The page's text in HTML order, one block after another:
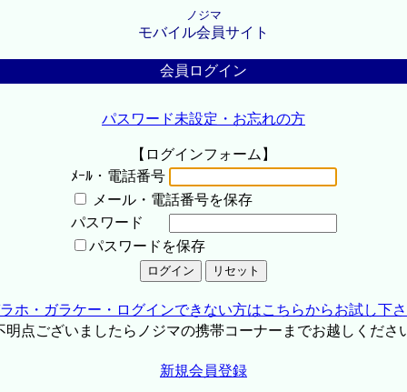
ノジマ
モバイル会員サイト
会員ログイン
パスワード未設定・お忘れの方
【ログインフォーム】
ﾒｰﾙ・電話番号
メール・電話番号を保存
パスワード
パスワードを保存
ホ・ガラケー・ログインできない方はこちらからお試し下
点ございましたらノジマの携帯コーナーまでお越しくださ
新規会員登録